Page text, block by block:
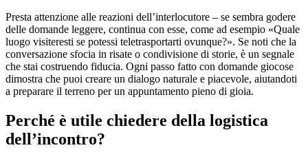
Presta attenzione alle reazioni dell’interlocutore – se sembra godere
delle domande leggere, continua con esse, come ad esempio «Quale
luogo visiteresti se potessi teletrasportarti ovunque?». Se noti che la
conversazione sfocia in risate o condivisione di storie, è un segnale
che stai costruendo fiducia. Ogni passo fatto con domande giocose
dimostra che puoi creare un dialogo naturale e piacevole, aiutandoti
a preparare il terreno per un appuntamento pieno di gioia.
Perché è utile chiedere della logistica
dell’incontro?